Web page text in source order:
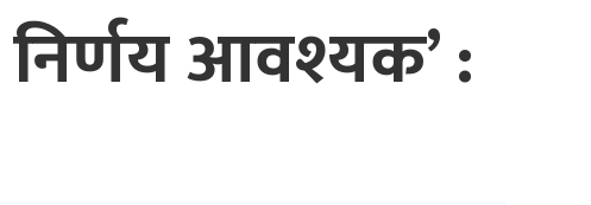
निर्णय आवश्यक’ :